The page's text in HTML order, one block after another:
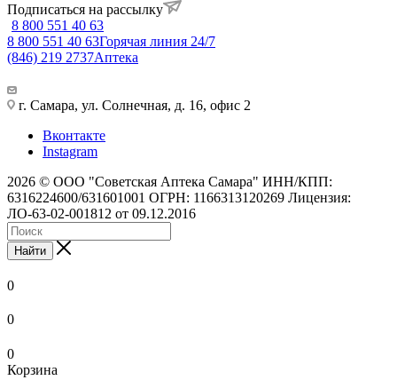
Подписаться на рассылку
8 800 551 40 63
8 800 551 40 63Горячая линия 24/7
(846) 219 2737Аптека
г. Самара, ул. Солнечная, д. 16, офис 2
Вконтакте
Instagram
2026 © ООО "Советская Аптека Самара" ИНН/КПП:
6316224600/631601001 ОГРН: 1166313120269 Лицензия:
ЛО-63-02-001812 от 09.12.2016
Найти
0
0
0
Корзина